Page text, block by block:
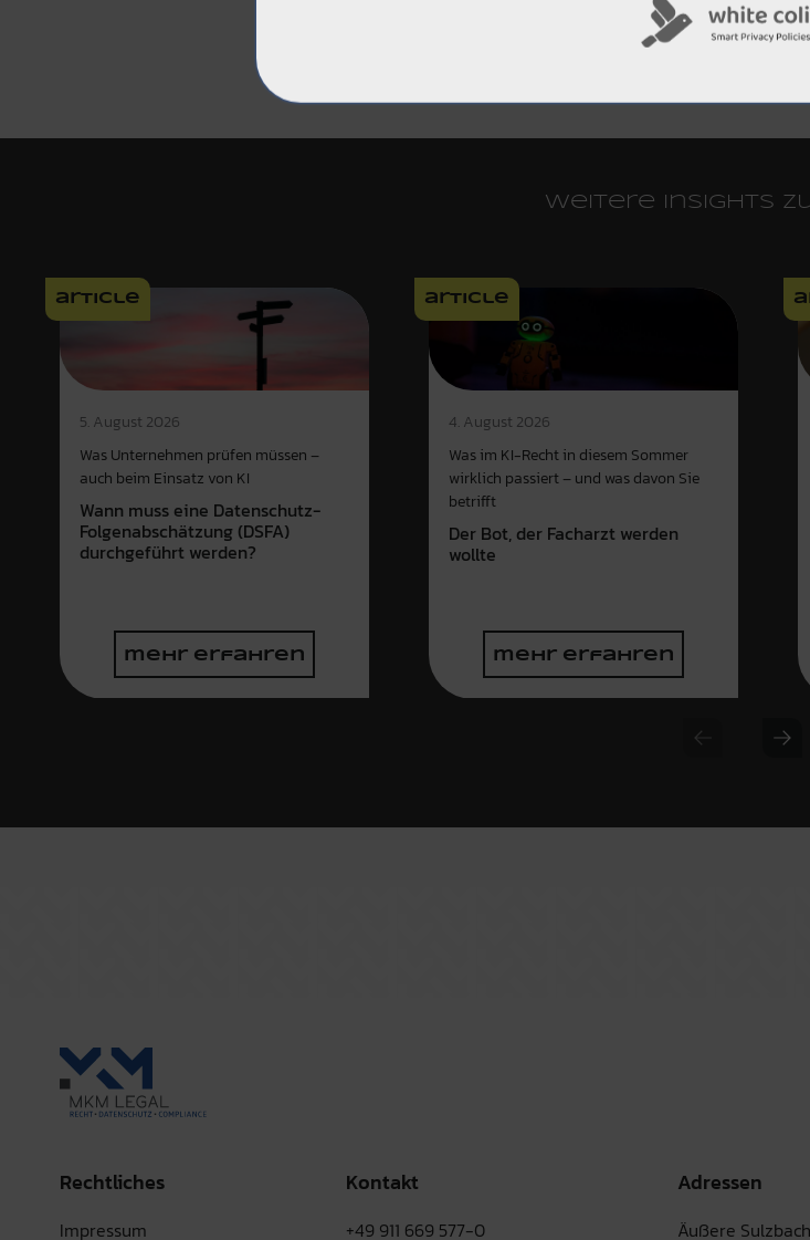
Weitere Insights
article
5. August 2026
Was Unternehmen prüfen müssen –
auch beim Einsatz von KI
Wann muss eine Datenschutz-
Folgenabschätzung (DSFA)
durchgeführt werden?
mehr erfahren
article
4. August 2026
Was im KI-Recht in diesem Sommer
wirklich passiert – und was davon Sie
betrifft
Der Bot, der Facharzt werden
wollte
mehr erfahren
Rechtliches
Impressum
Kontakt
+49 911 669 577-0
Adressen
Äußere